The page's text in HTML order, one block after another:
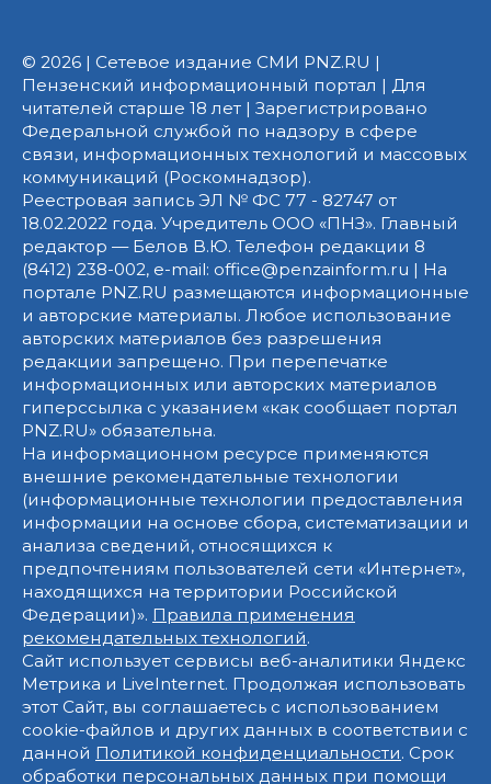
© 2026 | Сетевое издание СМИ PNZ.RU |
Пензенский информационный портал | Для
читателей старше 18 лет | Зарегистрировано
Федеральной службой по надзору в сфере
связи, информационных технологий и массовых
коммуникаций (Роскомнадзор).
Реестровая запись ЭЛ № ФС 77 - 82747 от
18.02.2022 года. Учредитель ООО «ПНЗ». Главный
редактор — Белов В.Ю. Телефон редакции 8
(8412) 238-002, e-mail: office@penzainform.ru | На
портале PNZ.RU размещаются информационные
и авторские материалы. Любое использование
авторских материалов без разрешения
редакции запрещено. При перепечатке
информационных или авторских материалов
гиперссылка с указанием «как сообщает портал
PNZ.RU» обязательна.
На информационном ресурсе применяются
внешние рекомендательные технологии
(информационные технологии предоставления
информации на основе сбора, систематизации и
анализа сведений, относящихся к
предпочтениям пользователей сети «Интернет»,
находящихся на территории Российской
Федерации)». Правила применения
рекомендательных технологий.
Сайт использует сервисы веб-аналитики Яндекс
Метрика и LiveInternet. Продолжая использовать
этот Сайт, вы соглашаетесь с использованием
cookie-файлов и других данных в соответствии с
данной Политикой конфиденциальности. Срок
обработки персональных данных при помощи